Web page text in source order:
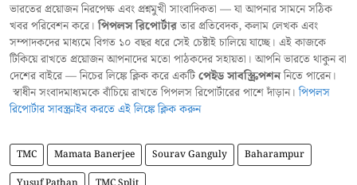
ভারতের প্রয়োজন নিরপেক্ষ এবং প্রশ্নমুখী সাংবাদিকতা — যা আপনার সামনে সঠিক
খবর পরিবেশন করে।পিপলস রিপোর্টারতার প্রতিবেদক, কলাম লেখক এবং
সম্পাদকদের মাধ্যমে বিগত ১০ বছর ধরে সেই চেষ্টাই চালিয়ে যাচ্ছে। এই কাজকে
টিকিয়ে রাখতে প্রয়োজন আপনাদের মতো পাঠকদের সহায়তা। আপনি ভারতে থাকুন বা
দেশের বাইরে — নিচের লিঙ্কে ক্লিক করে একটিপেইড সাবস্ক্রিপশননিতে পারেন।
স্বাধীন সংবাদমাধ্যমকে বাঁচিয়ে রাখতে পিপলস রিপোর্টারের পাশে দাঁড়ান।পিপলস
রিপোর্টার সাবস্ক্রাইব করতে এই লিঙ্কে ক্লিক করুন
TMC Mamata Banerjee Sourav Ganguly
Baharampur